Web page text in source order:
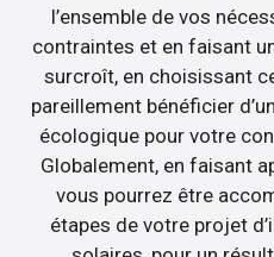
l’ensemble de vos
contraintes et en faisant
surcroît, en choisissant
pareillement bénéficier
écologique pour votre
Globalement, en faisant
vous pourrez être
étapes de votre projet